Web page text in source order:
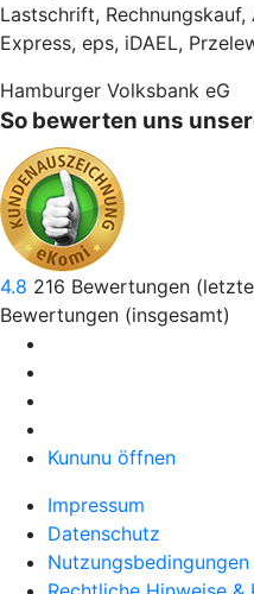
Lastschrift, Rechnungskauf,
Express, eps, iDAEL,
Hamburger Volksbank eG
So bewerten uns
4.8 216 Bewertungen
Bewertungen (insgesamt)
Kununu öffnen
Impressum
Datenschutz
Nutzungsbedingungen